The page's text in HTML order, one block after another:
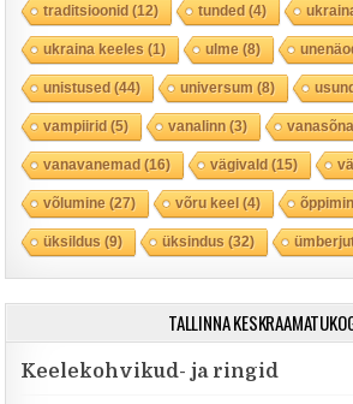
traditsioonid(12) tunded(4)
ukraina keeles (1) ulme (8)
unistused(44) universum (8)
vampiirid(5) vanalinn(3)
vanavanemad(16) vägivald(15)
võlumine (27) võru keel(4)
üksildus (9) üksindus (32)
TALLINNA
Keelekohvikud- ja ringid